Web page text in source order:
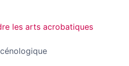
les arts acrobatiques